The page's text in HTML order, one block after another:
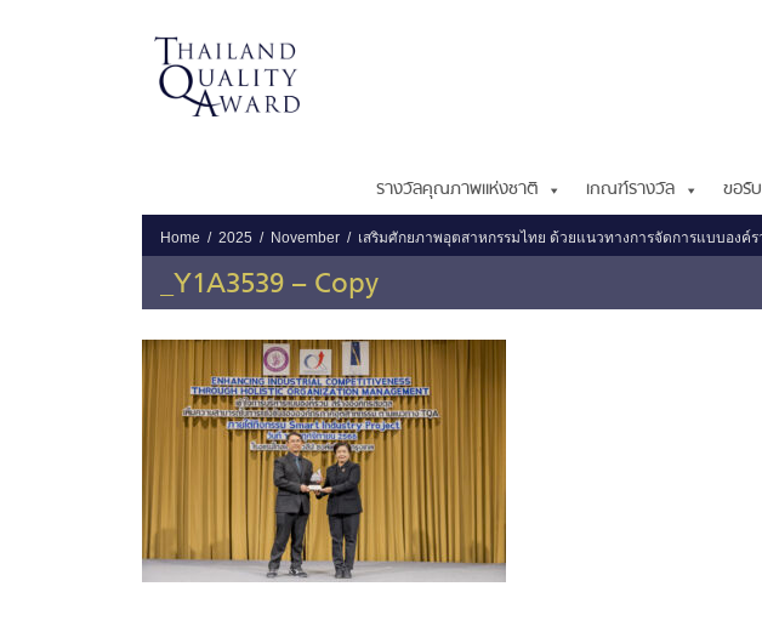
รางวัลคุณภาพแห่งชาติ เกณฑ์รางวัล ขอรั
Home 2025 November เสริมศักยภาพอุตสาหกรรมไทย ด้วยแนวทางการจัดการแบบองค์ร
_Y1A3539 – Copy